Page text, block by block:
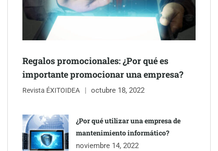
inmobiliarios: hasta 82% de ahorro por cobro
Gestoría Online reduce a unas horas el alta de autónomo
Regalos promocionales: ¿Por qué es
importante promocionar una empresa?
Revista ÉXITOIDEA octubre 18, 2022
¿Por qué utilizar una empresa de
mantenimiento informático?
noviembre 14, 2022